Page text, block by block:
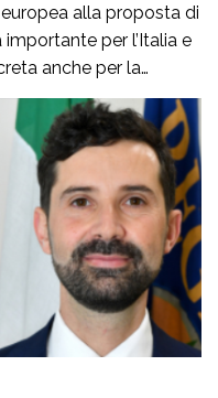
alla proposta di
per l’Italia e
anche per la
conferma la credibilità
che, con
gli strumenti
verso le esigenze […]